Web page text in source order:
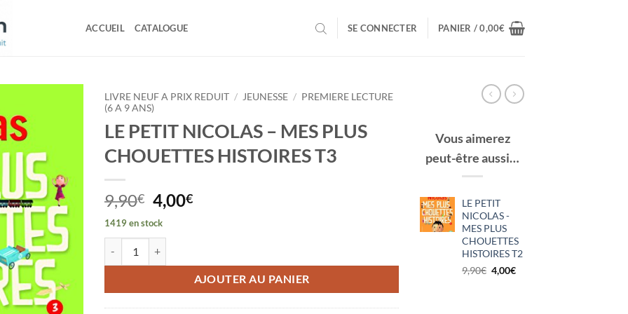
ACCUEIL CATALOGUE SE CONNECTER PANIER /0,00€
LIVRE NEUF A PRIX REDUIT / JEUNESSE / PREMIERE LECTURE
(6 A 9 ANS)
LE PETIT NICOLAS – MES PLUS
CHOUETTES HISTOIRES T3
9,90€ Le
prix
initial
était :
9,90€.
4,00€Le
4,00€.
1419 en stock
AJOUTER AU PANIER
Vous aimerez
peut-être aussi…
LE PETIT
NICOLAS -
MES PLUS
CHOUETTES
HISTOIRES T2
9,90€ Le
4,00€Le